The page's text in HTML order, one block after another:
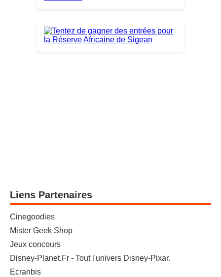
Liens Partenaires
Cinegoodies
Mister Geek Shop
Jeux concours
Disney-Planet.Fr - Tout l'univers Disney-Pixar.
Ecranbis